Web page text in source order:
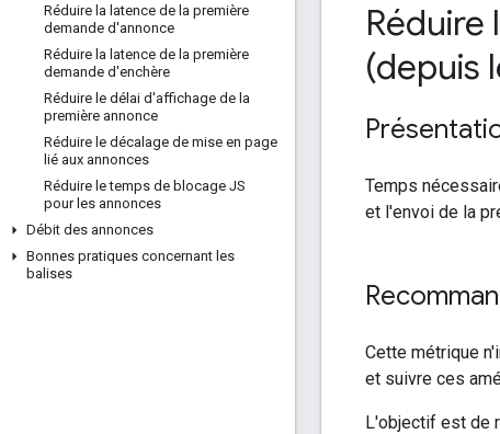
Réduire la latence de la première
demande d'annonce
Réduire la latence de la première
demande d'enchère
Réduire le délai d'affichage de la
première annonce
Réduire le décalage de mise en page
lié aux annonces
Réduire le temps de blocage JS
pour les annonces
Débit des annonces
Bonnes pratiques concernant les
balises
(depuis
Temps
et l'envoi de la
Cette métrique
et suivre ces
L'objectif est de